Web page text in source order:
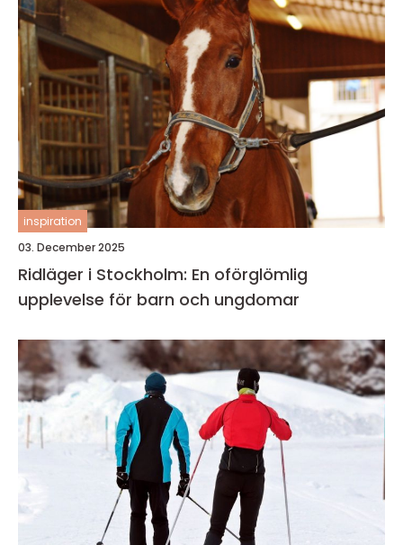
inspiration
03. December 2025
Ridläger i Stockholm: En oförglömlig
upplevelse för barn och ungdomar